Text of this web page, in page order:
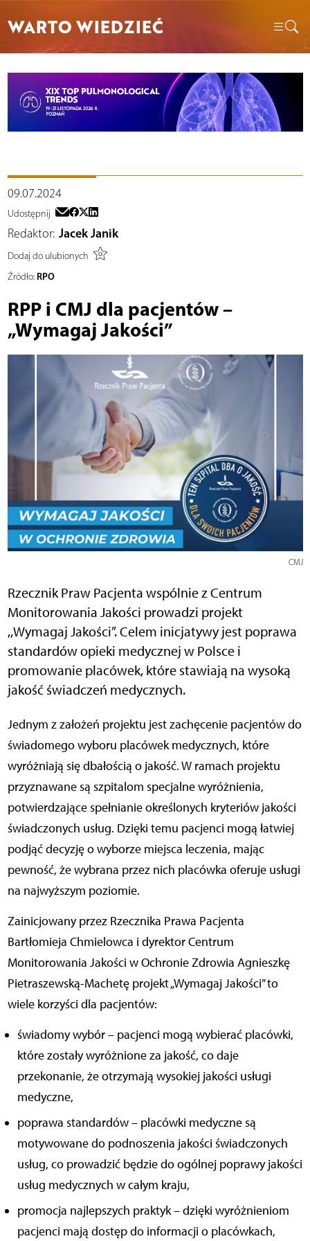
WARTO WIEDZIEĆ
09.07.2024
Udostępnij
Redaktor: Jacek Janik
Dodaj do ulubionych
Źródło: RPO
RPP i CMJ dla pacjentów –
„Wymagaj Jakości”
CMJ
Rzecznik Praw Pacjenta wspólnie z Centrum
Monitorowania Jakości prowadzi projekt
,,Wymagaj Jakości”. Celem inicjatywy jest poprawa
standardów opieki medycznej w Polsce i
promowanie placówek, które stawiają na wysoką
jakość świadczeń medycznych.
Jednym z założeń projektu jest zachęcenie pacjentów do
świadomego wyboru placówek medycznych, które
wyróżniają się dbałością o jakość. W ramach projektu
przyznawane są szpitalom specjalne wyróżnienia,
potwierdzające spełnianie określonych kryteriów jakości
świadczonych usług. Dzięki temu pacjenci mogą łatwiej
podjąć decyzję o wyborze miejsca leczenia, mając
pewność, że wybrana przez nich placówka oferuje usługi
na najwyższym poziomie.
Zainicjowany przez Rzecznika Prawa Pacjenta
Bartłomieja Chmielowca i dyrektor Centrum
Monitorowania Jakości w Ochronie Zdrowia Agnieszkę
Pietraszewską-Machetę projekt „Wymagaj Jakości” to
wiele korzyści dla pacjentów:
świadomy wybór – pacjenci mogą wybierać placówki,
które zostały wyróżnione za jakość, co daje
przekonanie, że otrzymają wysokiej jakości usługi
medyczne,
poprawa standardów – placówki medyczne są
motywowane do podnoszenia jakości świadczonych
usług, co prowadzić będzie do ogólnej poprawy jakości
usług medycznych w całym kraju,
promocja najlepszych praktyk – dzięki wyróżnieniom
pacjenci mają dostęp do informacji o placówkach,